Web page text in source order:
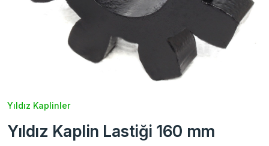
Yıldız Kaplinler
Yıldız Kaplin Lastiği 160 mm